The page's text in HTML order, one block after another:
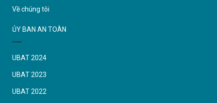
Về chúng tôi
ỦY BAN AN TOÀN
UBAT 2024
UBAT 2023
UBAT 2022